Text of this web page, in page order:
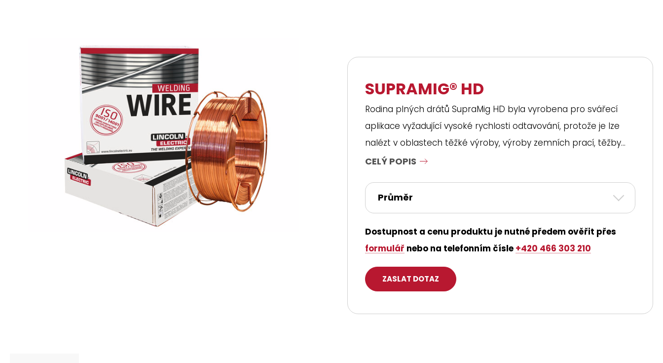
SUPRAMIG® HD
Rodina plných drátů SupraMig HD byla vyrobena pro svářecí
aplikace vyžadující vysoké rychlosti odtavování, protože je lze
nalézt v oblastech těžké výroby, výroby zemních prací, těžby...
CELÝ POPIS
Průměr
Dostupnost a cenu produktu je nutné předem ověřit přes
formulář nebo na telefonním čísle +420 466 303 210
ZASLAT DOTAZ